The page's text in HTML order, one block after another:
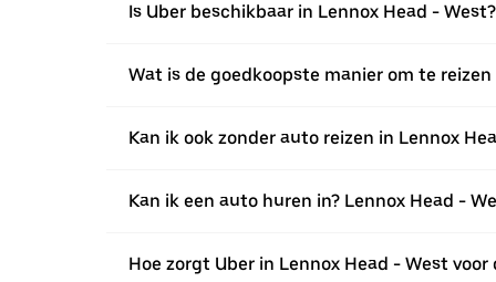
Is Uber beschikbaar in Lennox Head - West?
Wat is de goedkoopste manier om te
Kan ik ook zonder auto reizen in Lennox
Kan ik een auto huren in? Lennox Head -
Hoe zorgt Uber in Lennox Head - West